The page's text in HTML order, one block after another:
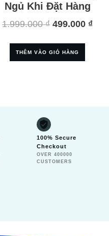
Ngủ Khi Đặt Hàng
1.999.000₫ Giá
là:
1.999.000 ₫.
499.000 ₫Giá
THÊM VÀO GIỎ HÀNG
100% Secure
Checkout
OVER 400000
CUSTOMERS